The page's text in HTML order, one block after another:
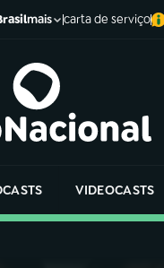
mais carta de serviço
VIDEOCASTS